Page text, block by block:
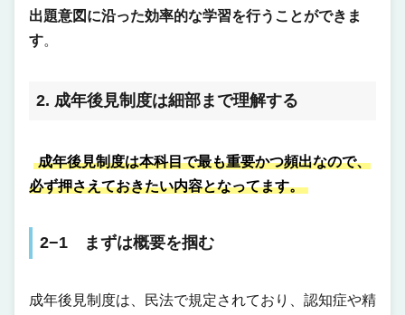
出題意図に沿った効率的な学習を行うことができま
す。
2. 成年後見制度は細部まで理解する
成年後見制度は本科目で最も重要かつ頻出なので、
必ず押さえておきたい内容となってます。
2−1 まずは概要を掴む
成年後見制度は、民法で規定されており、認知症や精